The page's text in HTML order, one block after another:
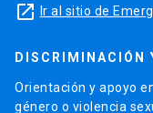
launch Ir al sitio de
DISCRIMINACIÓN
Orientación y apoyo
género o violencia